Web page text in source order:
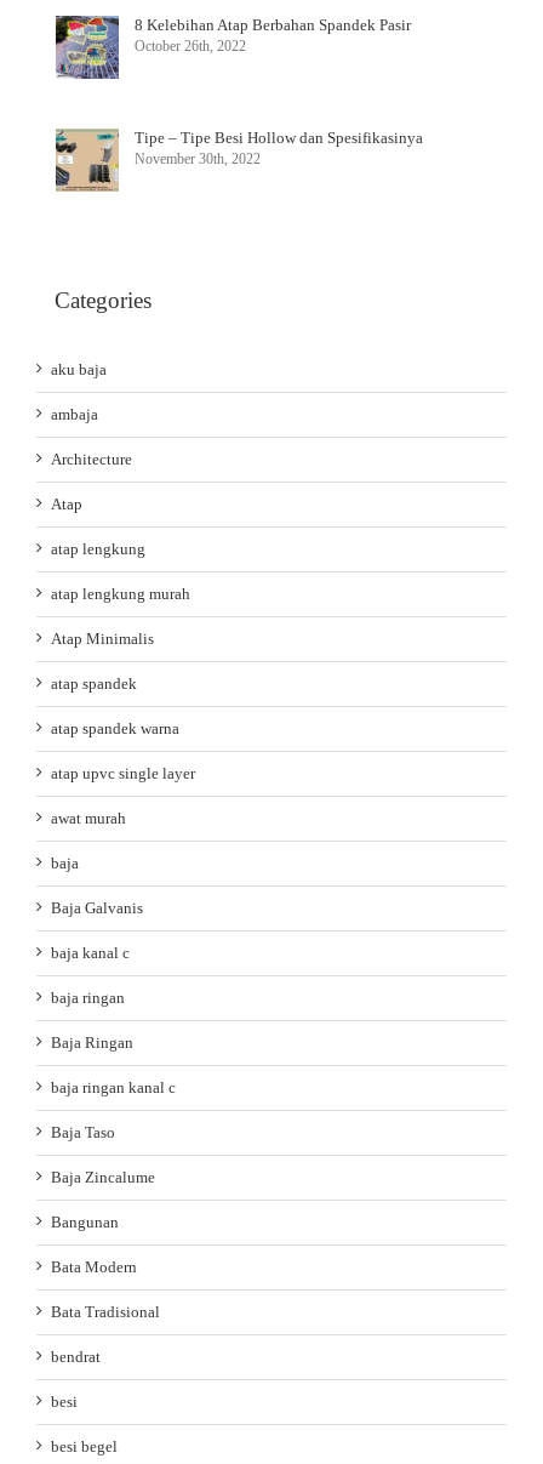
8 Kelebihan Atap Berbahan Spandek Pasir
October 26th, 2022
Tipe – Tipe Besi Hollow dan Spesifikasinya
November 30th, 2022
Categories
aku baja
ambaja
Architecture
Atap
atap lengkung
atap lengkung murah
Atap Minimalis
atap spandek
atap spandek warna
atap upvc single layer
awat murah
baja
Baja Galvanis
baja kanal c
baja ringan
Baja Ringan
baja ringan kanal c
Baja Taso
Baja Zincalume
Bangunan
Bata Modern
Bata Tradisional
bendrat
besi
besi begel